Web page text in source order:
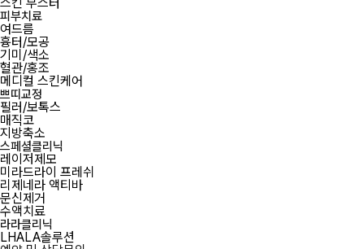
피부치료
여드름
흉터/모공
기미/색소
혈관/홍조
메디컬 스킨케어
쁘띠교정
필러/보톡스
매직코
지방축소
스페셜클리닉
레이저제모
미라드라이 프레쉬
리제네라 액티바
문신제거
수액치료
라라클리닉
LHALA솔루션